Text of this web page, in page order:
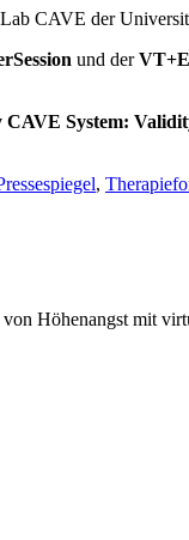
CAVE der
und der
System:
,
Höhenangst mit